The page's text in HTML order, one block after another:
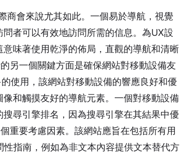
商會來說尤其如此。一個易於導航，視覺
者可以有效地訪問所需的信息。為UX設
味著使用乾淨的佈局，直觀的導航和清晰
另一個關鍵方面是確保網站對移動設備友
使用，該網站對移動設備的響應良好和優
和觸摸友好的導航元素。一個對移動設備
尋引擎排名，因為搜尋引擎在其結果中優
重要考慮因素。該網站應旨在包括所有用
指南，例如為非文本內容提供文本替代方